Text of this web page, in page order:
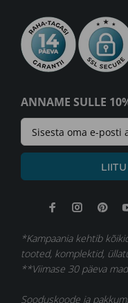
ANNAME SULLE
*Kampaania kehtib
tooted, komplektid,
**Viimase 30 päeva
Sooduskoode ja